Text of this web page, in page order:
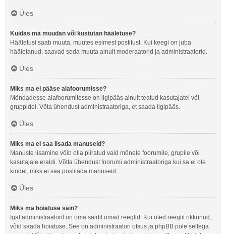
Üles
Kuidas ma muudan või kustutan hääletuse?
Hääletusi saab muuta, muutes esimest postitust. Kui keegi on juba
hääletanud, saavad seda muuta ainult moderaatorid ja administraatorid.
Üles
Miks ma ei pääse alafoorumisse?
Mõndadesse alafoorumitesse on ligipääs ainult teatud kasutajatel või
gruppidel. Võta ühendust administraatoriga, et saada ligipääs.
Üles
Miks ma ei saa lisada manuseid?
Manuste lisamine võib olla piiratud vaid mõnele foorumile, grupile või
kasutajale eraldi. Võtta ühendust foorumi administraatoriga kui sa ei ole
kindel, miks ei saa postitada manuseid.
Üles
Miks ma hoiatuse sain?
Igal administraatoril on oma saidil omad reeglid. Kui oled reeglit rikkunud,
võid saada hoiatuse. See on administraatori otsus ja phpBB pole sellega